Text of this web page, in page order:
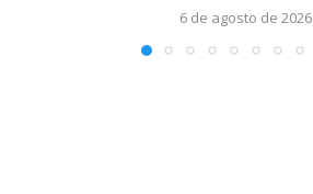
6 de agosto de 2026